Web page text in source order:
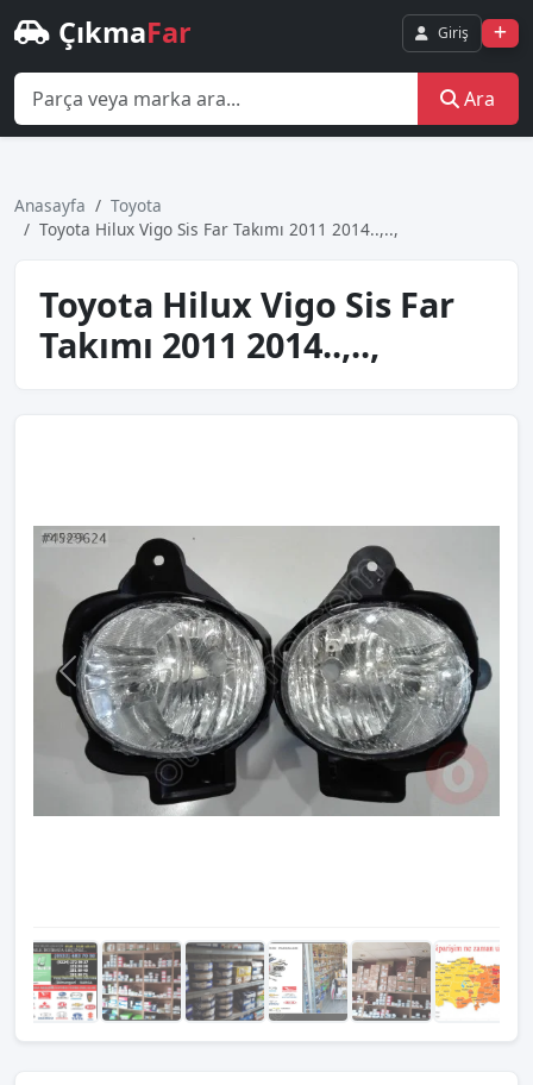
ÇıkmaFar Giriş
Ara
Anasayfa
Toyota
Toyota Hilux Vigo Sis Far Takımı 2011 2014..,..,
Toyota Hilux Vigo Sis Far
Takımı 2011 2014..,..,